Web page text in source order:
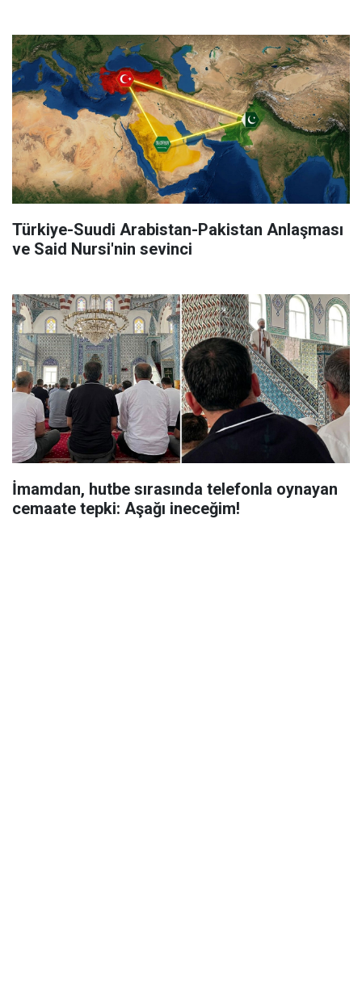
Türkiye-Suudi Arabistan-Pakistan Anlaşması
ve Said Nursi'nin sevinci
İmamdan, hutbe sırasında telefonla oynayan
cemaate tepki: Aşağı ineceğim!